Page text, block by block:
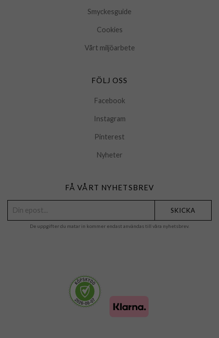
Smyckesguide
Cookies
Vårt miljöarbete
FÖLJ OSS
Facebook
Instagram
Pinterest
Nyheter
FÅ VÅRT NYHETSBREV
SKICKA
De uppgifter du matar in kommer endast användas till våra nyhetsbrev.